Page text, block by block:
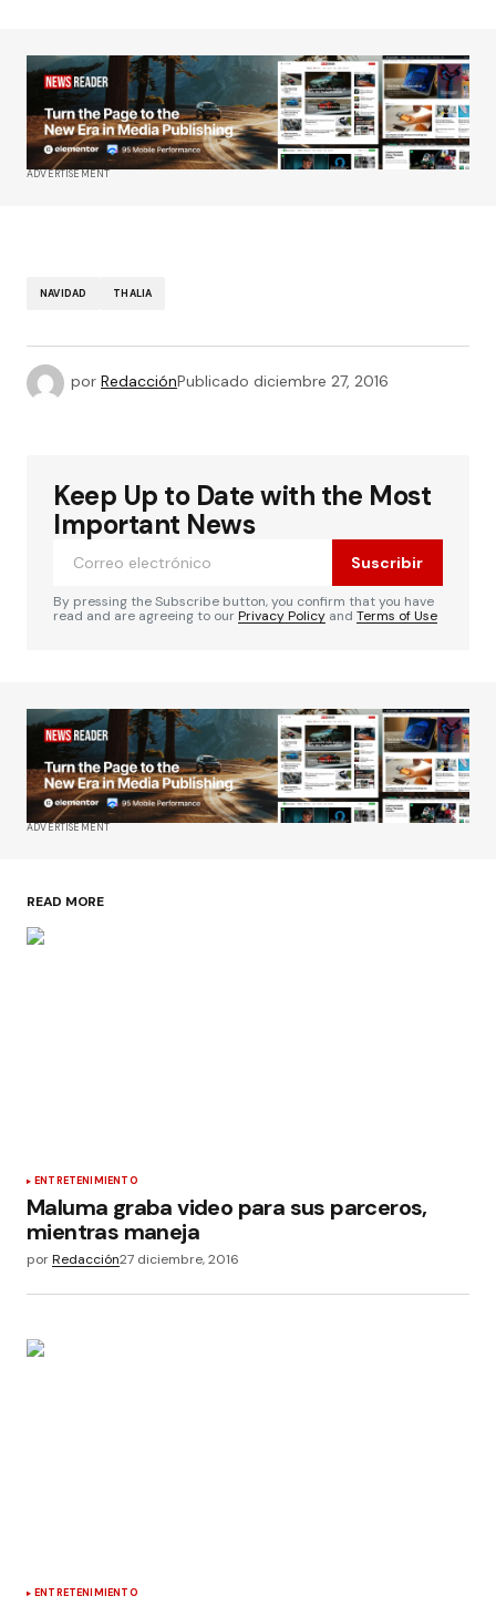
ADVERTISEMENT
NAVIDAD THALIA
por RedacciónPublicado diciembre 27, 2016
Keep Up to Date with the Most
Important News
Suscribir
By pressing the Subscribe button, you confirm that you have
read and are agreeing to ourPrivacy Policy and Terms of Use
ADVERTISEMENT
READ MORE
ENTRETENIMIENTO
Maluma graba video para sus parceros,
mientras maneja
porRedacción27 diciembre, 2016
ENTRETENIMIENTO